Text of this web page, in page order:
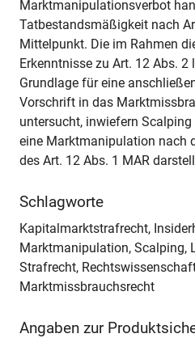
Marktmanipulationsverbot
Tatbestandsmäßigkeit nach
Mittelpunkt. Die im Rahmen
Erkenntnisse zu Art. 12 Abs. 2
Grundlage für eine
Vorschrift in das
untersucht, inwiefern
eine Marktmanipulation nach
des Art. 12 Abs. 1 MAR
Schlagworte
Kapitalmarktstrafrecht,
Marktmanipulation, Scalping,
Strafrecht,
Marktmissbrauchsrecht
Angaben zur